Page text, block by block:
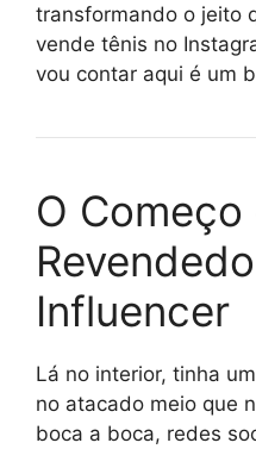
transformando o jeito
vende tênis no
vou contar aqui é um
O
Influencer
Lá no interior, tinha
no atacado meio que
boca a boca, redes